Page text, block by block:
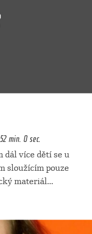
min. 0 sec.
dál více dětí se u
sloužícím pouze
materiál...